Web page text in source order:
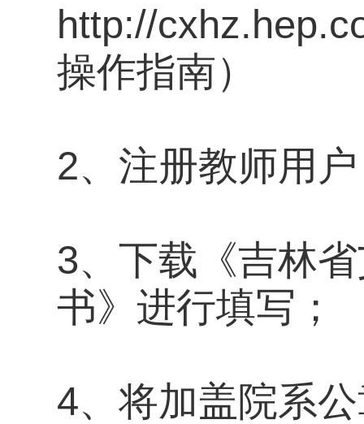
http://
操作指南）
2、注册教师用
3、下载《吉林
书》进行填写；
4、将加盖院系